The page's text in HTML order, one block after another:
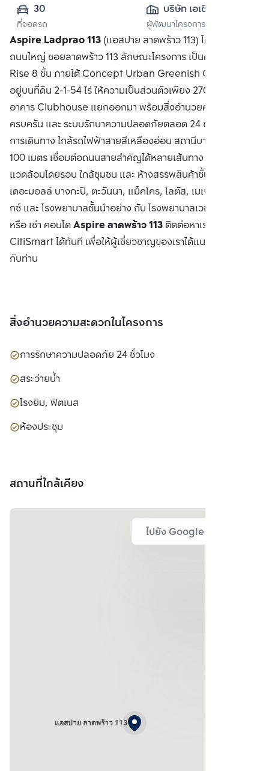
30
ที่จอดรถ
บริษัท เอเชี่ยน
พร็อพเพอร์ตี้ จำกัด
ผู้พัฒนาโครงการ
Aspire Ladprao 113(แอสปาย ลาดพร้าว 113) โครงการติด
ถนนใหญ่ ซอยลาดพร้าว 113 ลักษณะโครงการ เป็นคอนโด Low-
Rise 8 ชั้น ภายใต้ Concept Urban Greenish Garden ตั้ง
อยู่บนที่ดิน 2-1-54 ไร่ ให้ความเป็นส่วนตัวเพียง 270 ยูนิต มี
อาคาร Clubhouse แยกออกมา พร้อมสิ่งอำนวยความสะดวก
ครบครัน และ ระบบรักษาความปลอดภัยตลอด 24 ชม. สะดวกทุก
การเดินทาง ใกล้รถไฟฟ้าสายสีเหลืองอ่อน สถานีบางกะปิ เพียง
100 เมตร เชื่อมต่อถนนสายสำคัญได้หลายเส้นทาง สภาพ
แวดล้อมโดยรอบ ใกล้ชุมชน และ ห้างสรรพสินค้าชั้นนำ อย่าง
เดอะมอลล์ บางกะปิ, ตะวันนา, แม็คโคร, โลตัส, เมเจอร์ ซีนีเพล็
กซ์ และ โรงพยาบาลชั้นนำอย่าง กับ โรงพยาบาลเวชธานี ซื้อ ขาย
หรือ เช่า คอนโดAspire ลาดพร้าว 113ติดต่อหาเรา Bangkok
CitiSmart ได้ทันที เพื่อให้ผู้เชี่ยวชาญของเราได้แนะนำคอนโดให้
กับท่าน
สิ่งอำนวยความสะดวกในโครงการ
การรักษาความปลอดภัย 24 ชั่วโมง
สระว่ายน้ำ
โรงยิม, ฟิตเนส
ห้องประชุม
สถานที่ใกล้เคียง
ไปยัง Google Map
แอสปาย ลาดพร้าว 113